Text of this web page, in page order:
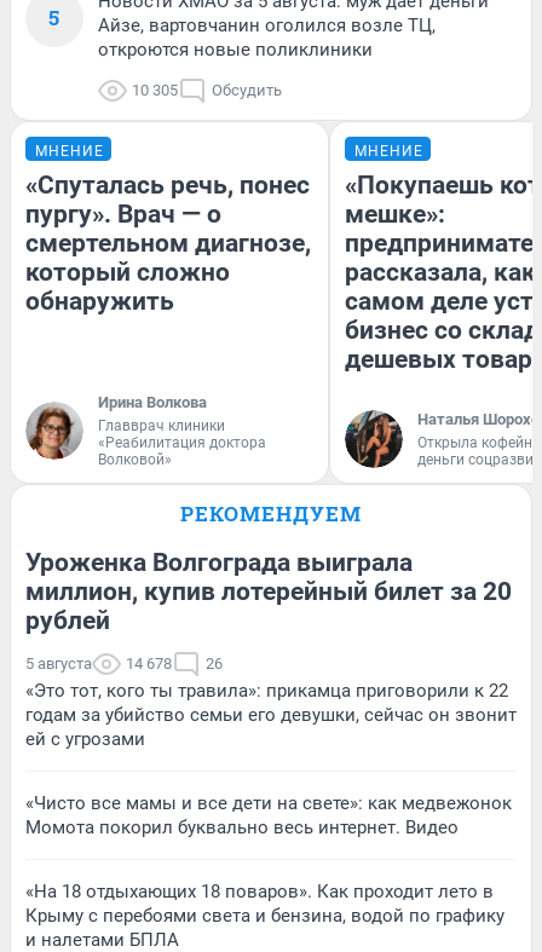
5
Айзе, вартовчанин оголился возле ТЦ,
откроются новые поликлиники
10 305 Обсудить
МНЕНИЕ
«Спуталась речь, понес
пургу». Врач — о
смертельном диагнозе,
который сложно
обнаружить
Ирина Волкова
Главврач клиники
«Реабилитация доктора
Волковой»
МНЕНИЕ
«Покупаешь
мешке»:
рассказала, как
самом деле
бизнес со
дешевых
Наталья
Открыла
деньги
РЕКОМЕНДУЕМ
Уроженка Волгограда выиграла
миллион, купив лотерейный билет за 20
рублей
5 августа 14 678 26
«Это тот, кого ты травила»: прикамца приговорили к 22
годам за убийство семьи его девушки, сейчас он звонит
ей с угрозами
«Чисто все мамы и все дети на свете»: как медвежонок
Момота покорил буквально весь интернет. Видео
«На 18 отдыхающих 18 поваров». Как проходит лето в
Крыму с перебоями света и бензина, водой по графику
и налетами БПЛА